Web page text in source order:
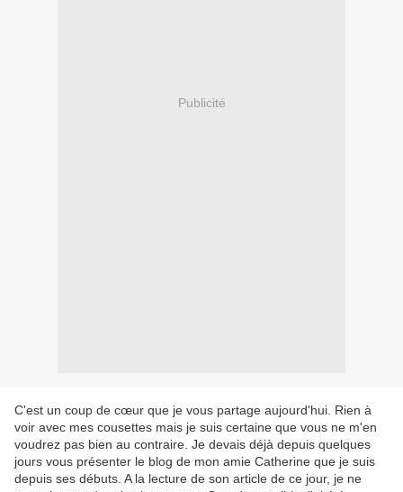
Publicité
C'est un coup de cœur que je vous partage aujourd'hui. Rien à
voir avec mes cousettes mais je suis certaine que vous ne m'en
voudrez pas bien au contraire. Je devais déjà depuis quelques
jours vous présenter le blog de mon amie Catherine que je suis
depuis ses débuts. A la lecture de son article de ce jour, je ne